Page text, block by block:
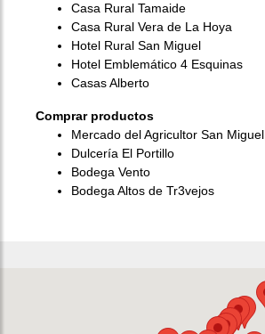
Casa Rural Tamaide
Casa Rural Vera de La Hoya
Hotel Rural San Miguel
Hotel Emblemático 4 Esquinas
Casas Alberto
Comprar productos
Mercado del Agricultor San Miguel
Dulcería El Portillo
Bodega Vento
Bodega Altos de Tr3vejos